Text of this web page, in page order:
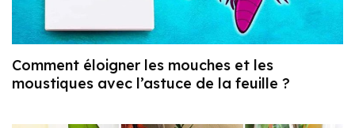
Comment éloigner les mouches et les
moustiques avec l’astuce de la feuille ?